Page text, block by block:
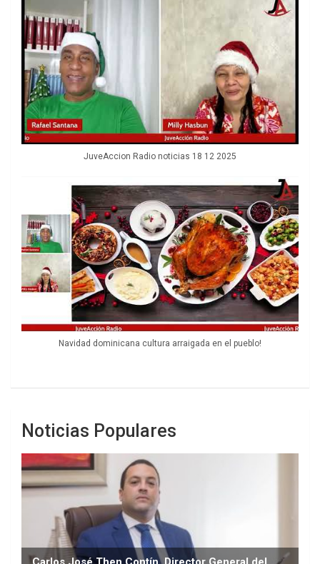
JuveAccion Radio noticias 18 12 2025
Navidad dominicana cultura arraigada en el pueblo!
Noticias Populares